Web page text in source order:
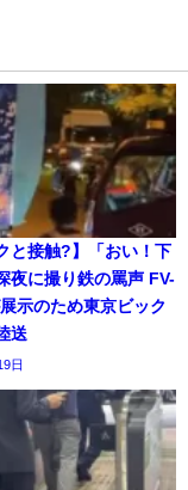
と接触?】「おい！下
夜に撮り鉄の罵声 FV-
示のため東京ビック
送
日